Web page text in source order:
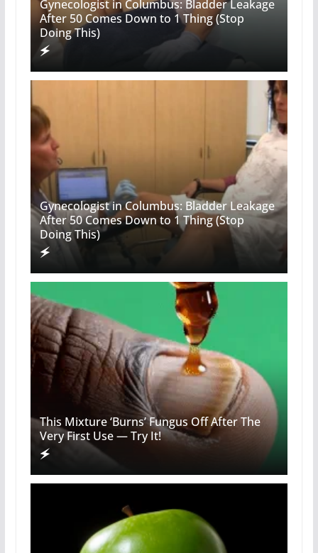
Gynecologist in Columbus: Bladder Leakage
After 50 Comes Down to 1 Thing (Stop
Doing This)
Gynecologist in Columbus: Bladder Leakage
After 50 Comes Down to 1 Thing (Stop
Doing This)
This Mixture ‘Burns’ Fungus Off After The
Very First Use — Try It!